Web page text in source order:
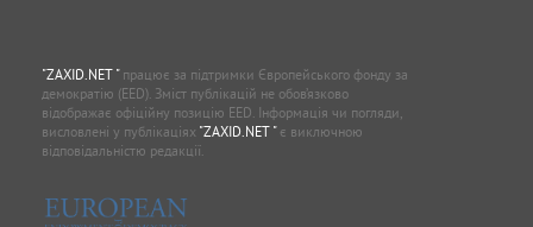
"ZAXID.NET "працює за підтримки Європейського фонду за
демократію (EED). Зміст публікацій не обов’язково
відображає офіційну позицію EED. Інформація чи погляди,
висловлені у публікаціях "ZAXID.NET "є виключною
відповідальністю редакції.